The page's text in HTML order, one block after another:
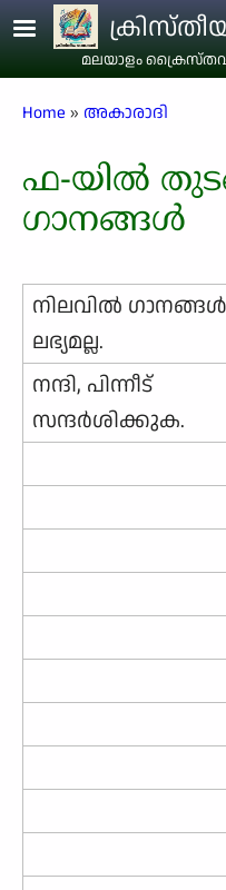
Skip to main content
മലയാളം
Breadcrumb
Home അകാരാദി
ഫ-യിൽ
ഗാനങ്ങൾ
നിലവില്‍ ഗാനങ്ങള്‍
ലഭ്യമല്ല.
നന്ദി, പിന്നീട്
സന്ദര്‍ശിക്കുക.